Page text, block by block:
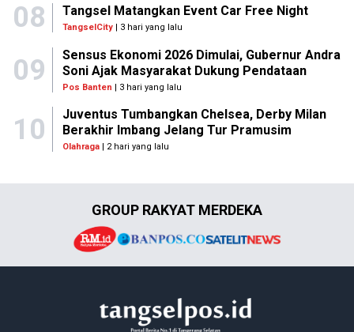
08 Tangsel Matangkan Event Car Free Night
TangselCity | 3 hari yang lalu
09
Sensus Ekonomi 2026 Dimulai, Gubernur Andra
Soni Ajak Masyarakat Dukung Pendataan
Pos Banten | 3 hari yang lalu
10
Juventus Tumbangkan Chelsea, Derby Milan
Berakhir Imbang Jelang Tur Pramusim
Olahraga| 2 hari yang lalu
GROUP RAKYAT MERDEKA